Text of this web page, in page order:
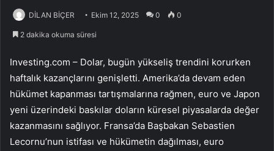
DİLAN BİÇER Ekim 12, 2025 0 0
2 dakika okuma süresi
Investing.com – Dolar, bugün yükseliş trendini korurken
haftalık kazançlarını genişletti. Amerika’da devam eden
hükümet kapanması tartışmalarına rağmen, euro ve Japon
yeni üzerindeki baskılar doların küresel piyasalarda değer
kazanmasını sağlıyor. Fransa’da Başbakan Sebastien
Lecornu’nun istifası ve hükümetin dağılması, euro